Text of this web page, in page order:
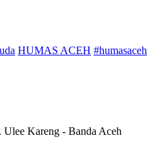
HUMAS ACEH #humasaceh
Kareng - Banda Aceh